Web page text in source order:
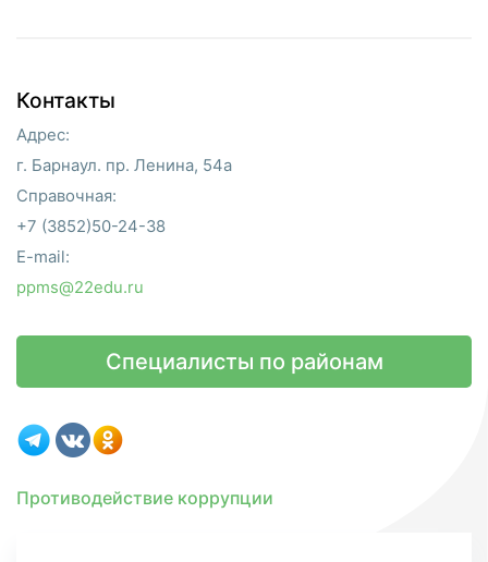
Контакты
Адрес:
г. Барнаул. пр. Ленина, 54а
Справочная:
+7 (3852)50-24-38
E-mail:
ppms@22edu.ru
Специалисты по районам
Противодействие коррупции